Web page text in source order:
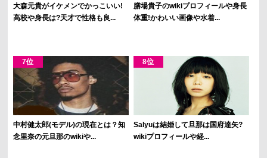
大森元貴がイケメンでかっこいい!
高校や身長は?天才で性格も良...
膳場貴子のwikiプロフィールや身長
体重!かわいい画像や水着...
中村健太郎(モデル)の現在とは？知
念里奈の元旦那のwikiや...
Salyuは結婚して旦那は国府達矢?
wikiプロフィールや経...